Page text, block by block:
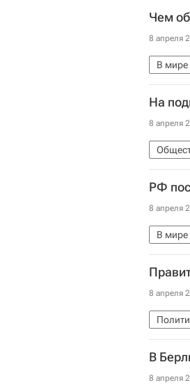
Чем
8 апреля
В мире
На
8 апреля
РФ
8 апреля
В мире
8 апреля
В
8 апреля